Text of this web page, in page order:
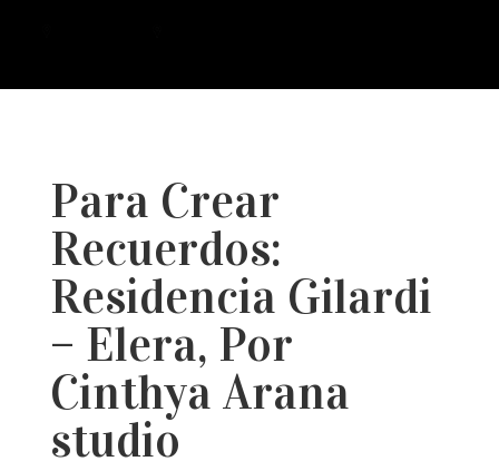
Para Crear
Recuerdos:
Residencia Gilardi
– Elera, Por
Cinthya Arana
studio